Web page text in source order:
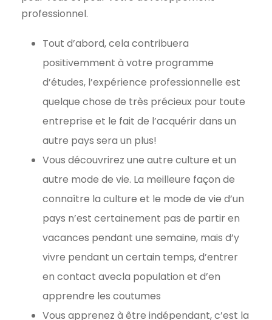
professionnel.
Tout d’abord, cela contribuera
positivemment à votre programme
d’études, l’expérience professionnelle est
quelque chose de très précieux pour toute
entreprise et le fait de l’acquérir dans un
autre pays sera un plus!
Vous découvrirez une autre culture et un
autre mode de vie. La meilleure façon de
connaître la culture et le mode de vie d’un
pays n’est certainement pas de partir en
vacances pendant une semaine, mais d’y
vivre pendant un certain temps, d’entrer
en contact avecla population et d’en
apprendre les coutumes
Vous apprenez à être indépendant, c’est la